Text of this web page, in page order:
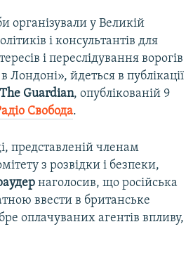
організували у Великій
і консультантів для
і переслідування ворогів
в Лондоні», йдеться в публікації
The Guardian, опублікованій 9
Свобода.
представленій членам
з розвідки і безпеки,
наголосив, що російська
ввести в британське
оплачуваних агентів впливу,